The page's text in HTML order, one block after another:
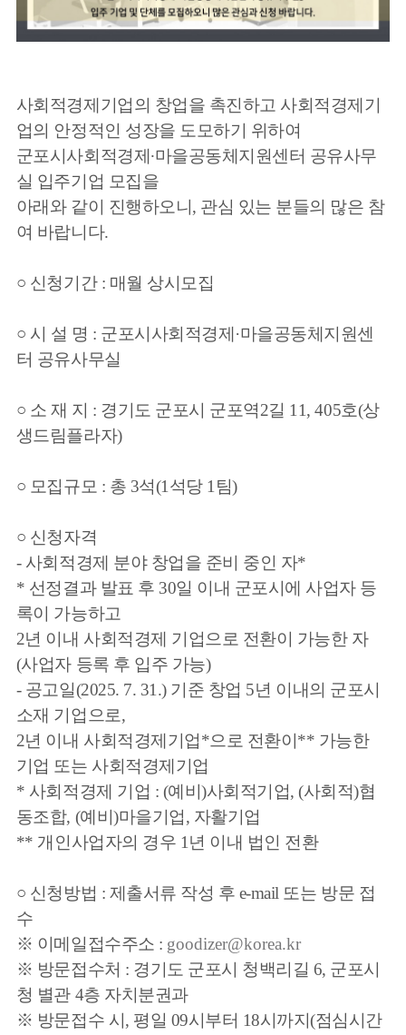
사회적경제기업의 창업을 촉진하고 사회적경제기
업의 안정적인 성장을 도모하기 위하여
군포시사회적경제∙마을공동체지원센터 공유사무
실 입주기업 모집을
아래와 같이 진행하오니, 관심 있는 분들의 많은 참
여 바랍니다.
○ 신청기간 : 매월 상시모집
○ 시 설 명 : 군포시사회적경제·마을공동체지원센
터 공유사무실
○ 소 재 지 : 경기도 군포시 군포역2길 11, 405호(상
생드림플라자)
○ 모집규모 : 총 3석(1석당 1팀)
○ 신청자격
- 사회적경제 분야 창업을 준비 중인 자*
* 선정결과 발표 후 30일 이내 군포시에 사업자 등
록이 가능하고
2년 이내 사회적경제 기업으로 전환이 가능한 자
(사업자 등록 후 입주 가능)
- 공고일(2025. 7. 31.) 기준 창업 5년 이내의 군포시
소재 기업으로,
2년 이내 사회적경제기업*으로 전환이** 가능한
기업 또는 사회적경제기업
* 사회적경제 기업 : (예비)사회적기업, (사회적)협
동조합, (예비)마을기업, 자활기업
** 개인사업자의 경우 1년 이내 법인 전환
○ 신청방법 : 제출서류 작성 후 e-mail 또는 방문 접
수
※ 이메일접수주소 : goodizer@korea.kr
※ 방문접수처 : 경기도 군포시 청백리길 6, 군포시
청 별관 4층 자치분권과
※ 방문접수 시, 평일 09시부터 18시까지(점심시간